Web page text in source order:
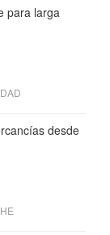
para larga
desde